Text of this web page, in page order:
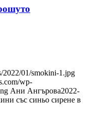
2022/01/smokini-1.jpg
wp-
Ани Ангърова2022-
със синьо сирене в